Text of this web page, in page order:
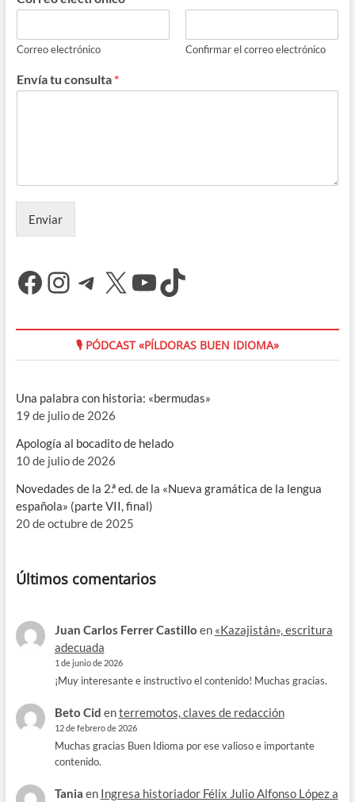
Correo electrónico Confirmar el correo electrónico
Envía tu consulta *
Enviar
Facebook
Instagram
Telegram
X YouTube
TikTok
🎙 PÓDCAST «PÍLDORAS BUEN IDIOMA»
Una palabra con historia: «bermudas»
19 de julio de 2026
Apología al bocadito de helado
10 de julio de 2026
Novedades de la 2.ª ed. de la «Nueva gramática de la lengua
española» (parte VII, final)
20 de octubre de 2025
Últimos comentarios
Juan Carlos Ferrer Castillo en «Kazajistán», escritura
adecuada
1 de junio de 2026
¡Muy interesante e instructivo el contenido! Muchas gracias.
Beto Cid enterremotos, claves de redacción
12 de febrero de 2026
Muchas gracias Buen Idioma por ese valioso e importante
contenido.
Tania en Ingresa historiador Félix Julio Alfonso López a